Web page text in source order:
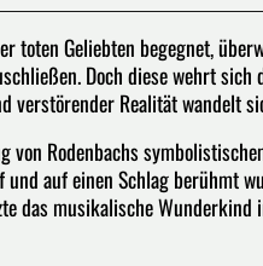
toten Geliebten begegnet,
Doch diese wehrt sich
Realität wandelt
von Rodenbachs
auf einen Schlag berühmt
das musikalische Wunderkind